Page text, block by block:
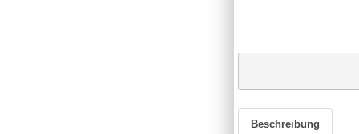
Beschreibung